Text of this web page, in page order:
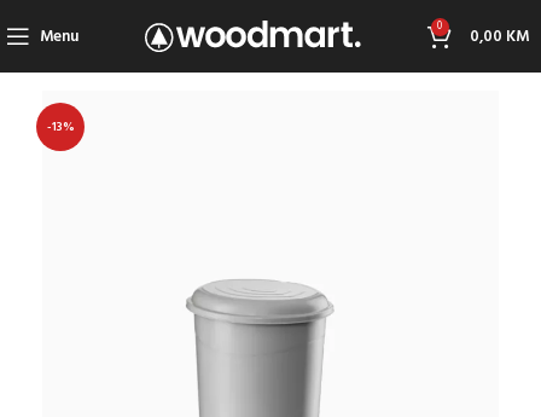
Menu 0 0,00 KM
-13%